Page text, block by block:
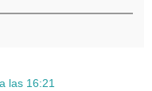
las 16:21